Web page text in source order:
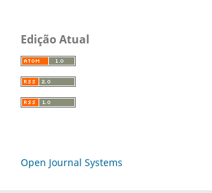
Edição Atual
Open Journal Systems